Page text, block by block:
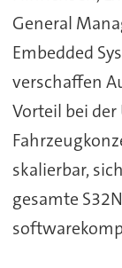
General
Embedded
verschaffen
Vorteil bei
skalierbar,
gesamte